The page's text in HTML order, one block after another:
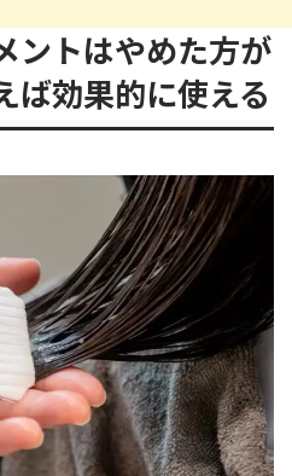
ントはやめた方が
ば効果的に使える